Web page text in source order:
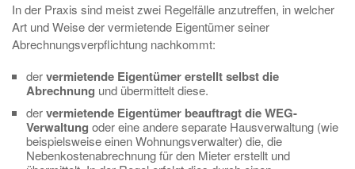
In der Praxis sind meist zwei Regelfälle anzutreffen, in welcher
Art und Weise der vermietende Eigentümer seiner
Abrechnungsverpflichtung nachkommt:
dervermietende Eigentümer erstellt selbst die
Abrechnung und übermittelt diese.
dervermietende Eigentümer beauftragt die WEG-
Verwaltung oder eine andere separate Hausverwaltung (wie
beispielsweise einen Wohnungsverwalter) die, die
Nebenkostenabrechnung für den Mieter erstellt und